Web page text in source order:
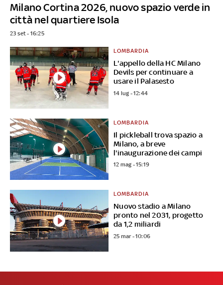
Milano Cortina 2026, nuovo spazio verde in
città nel quartiere Isola
23 set - 16:25
L'appello della HC Milano
Devils per continuare a
usare il Palasesto
LOMBARDIA
14 lug - 12:44
Il pickleball trova spazio a
Milano, a breve
l'inaugurazione dei campi
LOMBARDIA
12 mag - 15:19
Nuovo stadio a Milano
pronto nel 2031, progetto
da 1,2 miliardi
LOMBARDIA
25 mar - 10:06